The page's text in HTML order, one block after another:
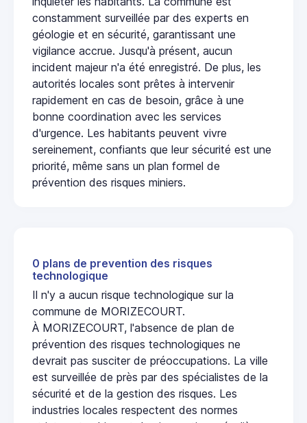
constamment surveillée par des experts en
géologie et en sécurité, garantissant une
vigilance accrue. Jusqu'à présent, aucun
incident majeur n'a été enregistré. De plus, les
autorités locales sont prêtes à intervenir
rapidement en cas de besoin, grâce à une
bonne coordination avec les services
d'urgence. Les habitants peuvent vivre
sereinement, confiants que leur sécurité est une
priorité, même sans un plan formel de
prévention des risques miniers.
0 plans de prevention des risques
technologique
Il n'y a aucun risque technologique sur la
commune de MORIZECOURT.
À MORIZECOURT, l'absence de plan de
prévention des risques technologiques ne
devrait pas susciter de préoccupations. La ville
est surveillée de près par des spécialistes de la
sécurité et de la gestion des risques. Les
industries locales respectent des normes